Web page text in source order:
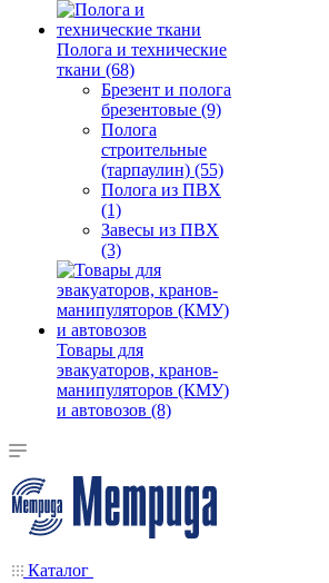
Полога и технические
ткани (68)
Брезент и полога
брезентовые (9)
Полога
строительные
(тарпаулин) (55)
Полога из ПВХ
(1)
Завесы из ПВХ
(3)
Товары для
эвакуаторов, кранов-
манипуляторов (КМУ)
и автовозов (8)
Каталог